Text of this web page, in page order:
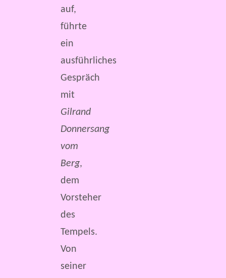
auf,
führte
ein
ausführliches
Gespräch
mit
Gilrand
Donnersang
vom
Berg,
dem
Vorsteher
des
Tempels.
Von
seiner